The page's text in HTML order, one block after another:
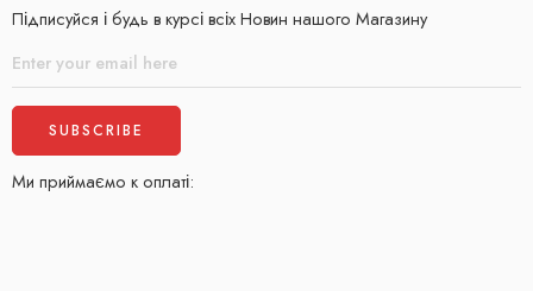
Підписуйся і будь в курсі всіх Новин нашого Магазину
Ми приймаємо к оплаті: